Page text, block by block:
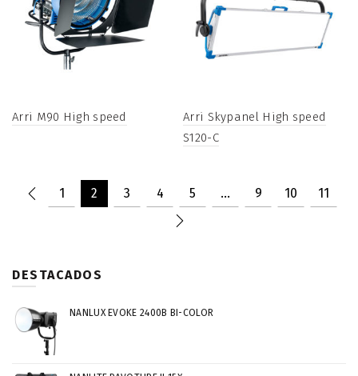
Arri M90 High speed
Arri Skypanel High speed
S120-C
1 2 3 4 5 … 9 10 11
DESTACADOS
NANLUX EVOKE 2400B BI-COLOR